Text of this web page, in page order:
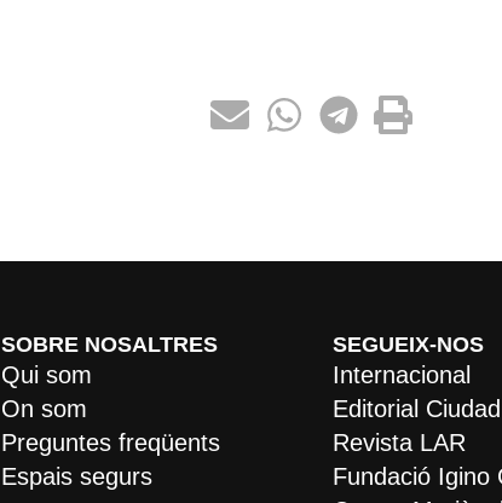
SOBRE NOSALTRES
Qui som
On som
Preguntes freqüents
Espais segurs
SEGUEIX-NOS
Internacional
Editorial
Revista LAR
Fundació Igino